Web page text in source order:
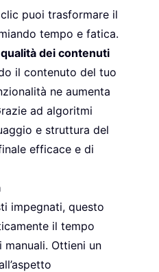
puoi trasformare il
tempo e fatica.
dei contenuti
il contenuto del tuo
ne aumenta
ad algoritmi
e struttura del
efficace e di
impegnati, questo
il tempo
Ottieni un